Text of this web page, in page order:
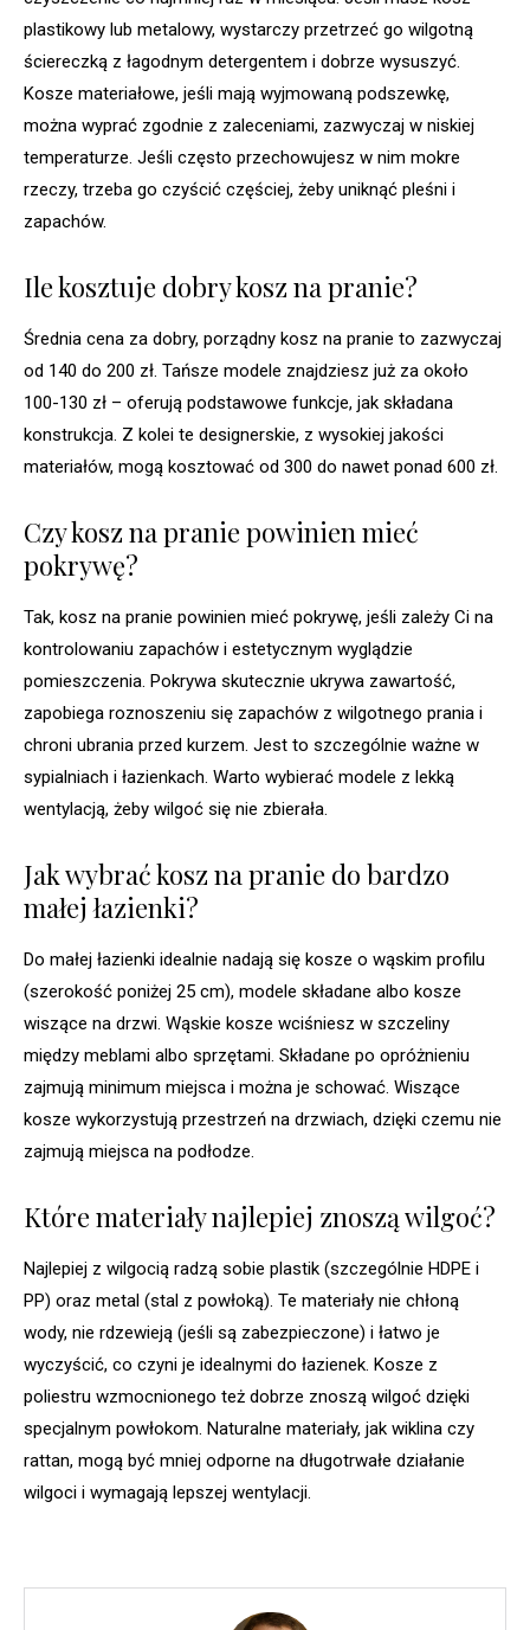
plastikowy lub metalowy, wystarczy przetrzeć go wilgotną
ściereczką z łagodnym detergentem i dobrze wysuszyć.
Kosze materiałowe, jeśli mają wyjmowaną podszewkę,
można wyprać zgodnie z zaleceniami, zazwyczaj w niskiej
temperaturze. Jeśli często przechowujesz w nim mokre
rzeczy, trzeba go czyścić częściej, żeby uniknąć pleśni i
zapachów.
Ile kosztuje dobry kosz na pranie?
Średnia cena za dobry, porządny kosz na pranie to zazwyczaj
od 140 do 200 zł. Tańsze modele znajdziesz już za około
100-130 zł – oferują podstawowe funkcje, jak składana
konstrukcja. Z kolei te designerskie, z wysokiej jakości
materiałów, mogą kosztować od 300 do nawet ponad 600 zł.
Czy kosz na pranie powinien mieć
pokrywę?
Tak, kosz na pranie powinien mieć pokrywę, jeśli zależy Ci na
kontrolowaniu zapachów i estetycznym wyglądzie
pomieszczenia. Pokrywa skutecznie ukrywa zawartość,
zapobiega roznoszeniu się zapachów z wilgotnego prania i
chroni ubrania przed kurzem. Jest to szczególnie ważne w
sypialniach i łazienkach. Warto wybierać modele z lekką
wentylacją, żeby wilgoć się nie zbierała.
Jak wybrać kosz na pranie do bardzo
małej łazienki?
Do małej łazienki idealnie nadają się kosze o wąskim profilu
(szerokość poniżej 25 cm), modele składane albo kosze
wiszące na drzwi. Wąskie kosze wciśniesz w szczeliny
między meblami albo sprzętami. Składane po opróżnieniu
zajmują minimum miejsca i można je schować. Wiszące
kosze wykorzystują przestrzeń na drzwiach, dzięki czemu nie
zajmują miejsca na podłodze.
Które materiały najlepiej znoszą wilgoć?
Najlepiej z wilgocią radzą sobie plastik (szczególnie HDPE i
PP) oraz metal (stal z powłoką). Te materiały nie chłoną
wody, nie rdzewieją (jeśli są zabezpieczone) i łatwo je
wyczyścić, co czyni je idealnymi do łazienek. Kosze z
poliestru wzmocnionego też dobrze znoszą wilgoć dzięki
specjalnym powłokom. Naturalne materiały, jak wiklina czy
rattan, mogą być mniej odporne na długotrwałe działanie
wilgoci i wymagają lepszej wentylacji.